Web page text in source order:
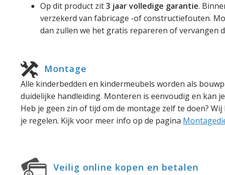
Op dit product zit3 jaar volledige garantie.
verzekerd van fabricage -of constructiefouten.
dan zullen we het gratis repareren of vervangen
Montage
Alle kinderbedden en kindermeubels worden als
duidelijke handleiding. Monteren is eenvoudig en kan
Heb je geen zin of tijd om de montage zelf te doen?
je regelen. Kijk voor meer info op de pagina
Veilig online kopen en betalen